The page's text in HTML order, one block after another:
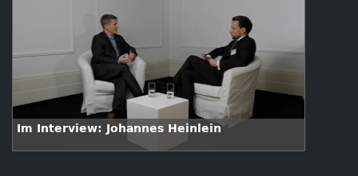
Im Interview: Johannes Heinlein